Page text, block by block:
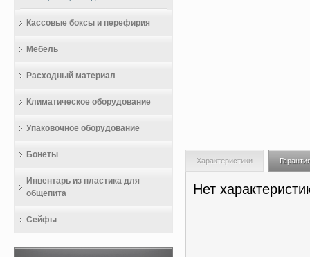
Характеристики
Нет
Кассовые боксы и перефирия
Мебель
Расходный материал
Климатическое оборудование
Упаковочное оборудование
Бонеты
Инвентарь из пластика для
общепита
Сейфы